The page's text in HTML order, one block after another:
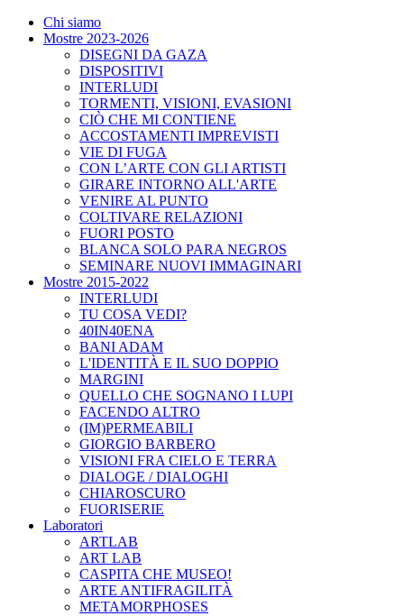
Chi siamo
Mostre 2023-2026
DISEGNI DA GAZA
DISPOSITIVI
INTERLUDI
TORMENTI, VISIONI, EVASIONI
CIÒ CHE MI CONTIENE
ACCOSTAMENTI IMPREVISTI
VIE DI FUGA
CON L’ARTE CON GLI ARTISTI
GIRARE INTORNO ALL'ARTE
VENIRE AL PUNTO
COLTIVARE RELAZIONI
FUORI POSTO
BLANCA SOLO PARA NEGROS
SEMINARE NUOVI IMMAGINARI
Mostre 2015-2022
INTERLUDI
TU COSA VEDI?
40IN40ENA
BANI ADAM
L'IDENTITÀ E IL SUO DOPPIO
MARGINI
QUELLO CHE SOGNANO I LUPI
FACENDO ALTRO
(IM)PERMEABILI
GIORGIO BARBERO
VISIONI FRA CIELO E TERRA
DIALOGE / DIALOGHI
CHIAROSCURO
FUORISERIE
Laboratori
ARTLAB
ART LAB
CASPITA CHE MUSEO!
ARTE ANTIFRAGILITÀ
METAMORPHOSES